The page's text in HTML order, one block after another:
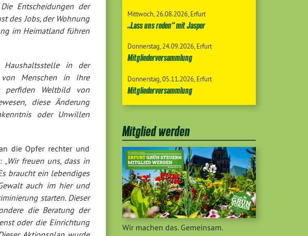
Entscheidungen der
des Jobs, der Wohnung
im Heimatland führen
in der
Menschen in Ihre
perfiden Weltbild von
diese Änderung
oder Unwillen
die Opfer rechter und
„Wir freuen uns, dass in
braucht ein lebendiges
auch im hier und
starten. Dieser
die Beratung der
oder die Einrichtung
Mittwoch 26.08.2026 Erfurt
„Lass uns reden“ mit Jasper
Donnerstag 24.09.2026 Erfurt
Mitgliederversammlung
Donnerstag 05.11.2026 Erfurt
Mitgliederversammlung
Mitglied werden
Wir machen das. Gemeinsam.